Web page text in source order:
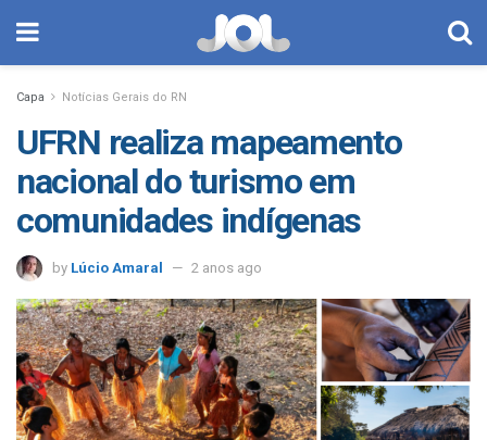
Capa Notícias Gerais do RN
UFRN realiza mapeamento
nacional do turismo em
comunidades indígenas
by Lúcio Amaral 2 anos ago